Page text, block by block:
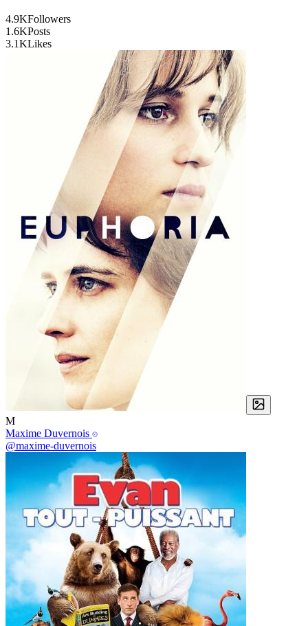
4.9KFollowers
1.6KPosts
3.1KLikes
M
Maxime Duvernois
@maxime-duvernois